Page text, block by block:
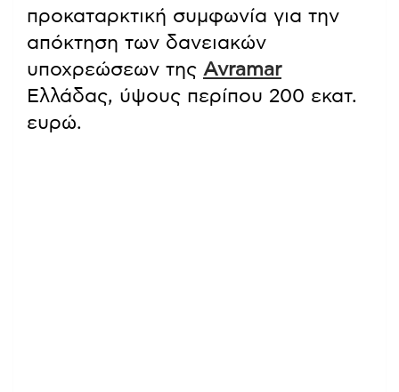
προκαταρκτική συμφωνία για την
απόκτηση των δανειακών
υποχρεώσεων της Avramar
Ελλάδας, ύψους περίπου 200 εκατ.
ευρώ.